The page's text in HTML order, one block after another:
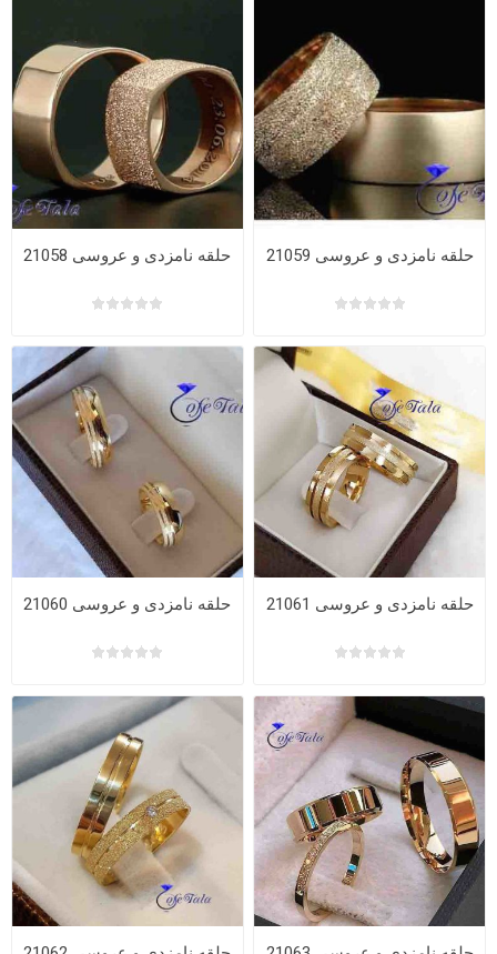
حلقه نامزدی و عروسی 21058 حلقه نامزدی و عروسی 21059
حلقه نامزدی و عروسی 21060 حلقه نامزدی و عروسی 21061